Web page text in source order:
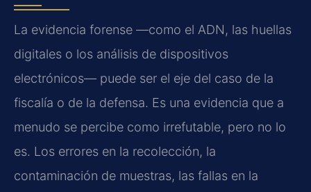
La evidencia forense —como el ADN, las huellas
digitales o los análisis de dispositivos
electrónicos— puede ser el eje del caso de la
fiscalía o de la defensa. Es una evidencia que a
menudo se percibe como irrefutable, pero no lo
es. Los errores en la recolección, la
contaminación de muestras, las fallas en la